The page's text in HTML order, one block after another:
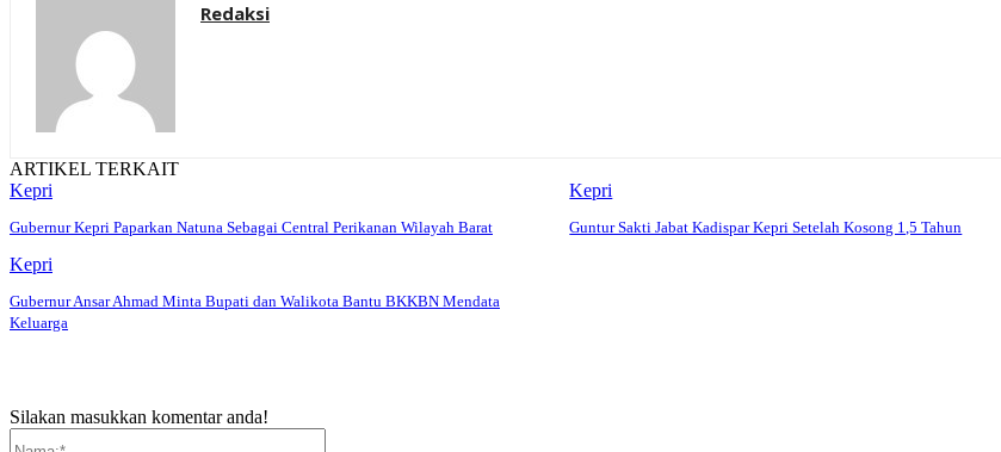
Redaksi
ARTIKEL TERKAIT
Kepri
Gubernur Kepri Paparkan Natuna Sebagai Central Perikanan Wilayah Barat
Kepri
Guntur Sakti Jabat Kadispar Kepri Setelah Kosong 1,5 Tahun
Kepri
Gubernur Ansar Ahmad Minta Bupati dan Walikota Bantu BKKBN Mendata
Keluarga
Silakan masukkan komentar anda!